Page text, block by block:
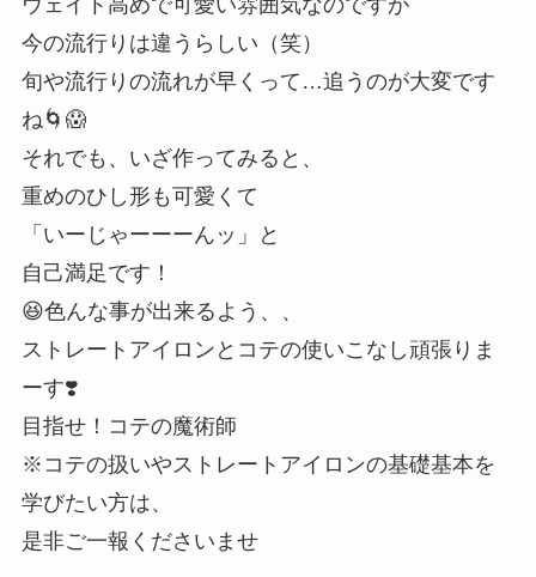
ウェイト高めで可愛い雰囲気なのですが
今の流行りは違うらしい（笑）
旬や流行りの流れが早くって…追うのが大変です
ね🌀😱
それでも、いざ作ってみると、
重めのひし形も可愛くて
「いーじゃーーーんッ」と
自己満足です！
😆色んな事が出来るよう、、
ストレートアイロンとコテの使いこなし頑張りま
ーす❣️
目指せ！コテの魔術師
※コテの扱いやストレートアイロンの基礎基本を
学びたい方は、
是非ご一報くださいませ